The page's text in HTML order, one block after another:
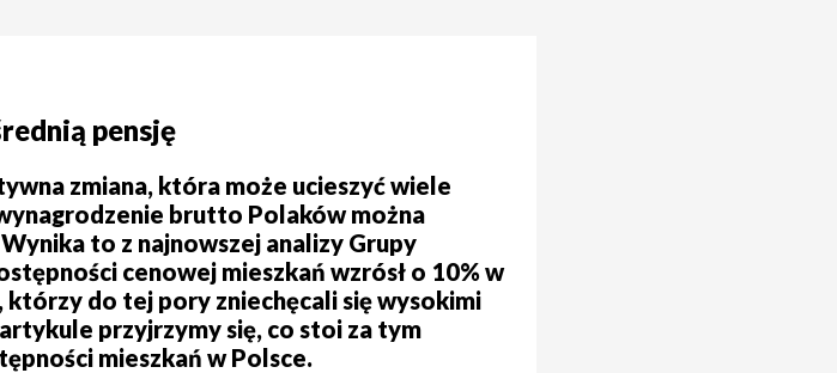
pensję
zmiana, która może ucieszyć wiele
brutto Polaków można
to z najnowszej analizy Grupy
cenowej mieszkań wzrósł o 10% w
do tej pory zniechęcali się wysokimi
przyjrzymy się, co stoi za tym
mieszkań w Polsce.